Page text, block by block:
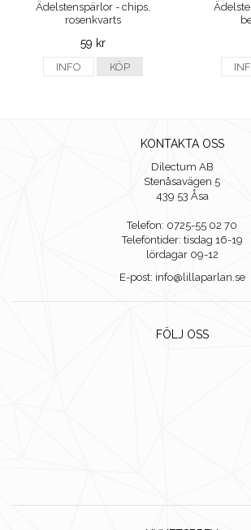
Ädelstenspärlor - chips,
rosenkvarts
59 kr
INFO KÖP
KONTAKTA OSS
Dilectum AB
Stenåsavägen 5
439 53 Åsa
Telefon: 0725-55 02 70
Telefontider: tisdag 16-19
lördagar 09-12
E-post: info@lillaparlan.se
FÖLJ OSS